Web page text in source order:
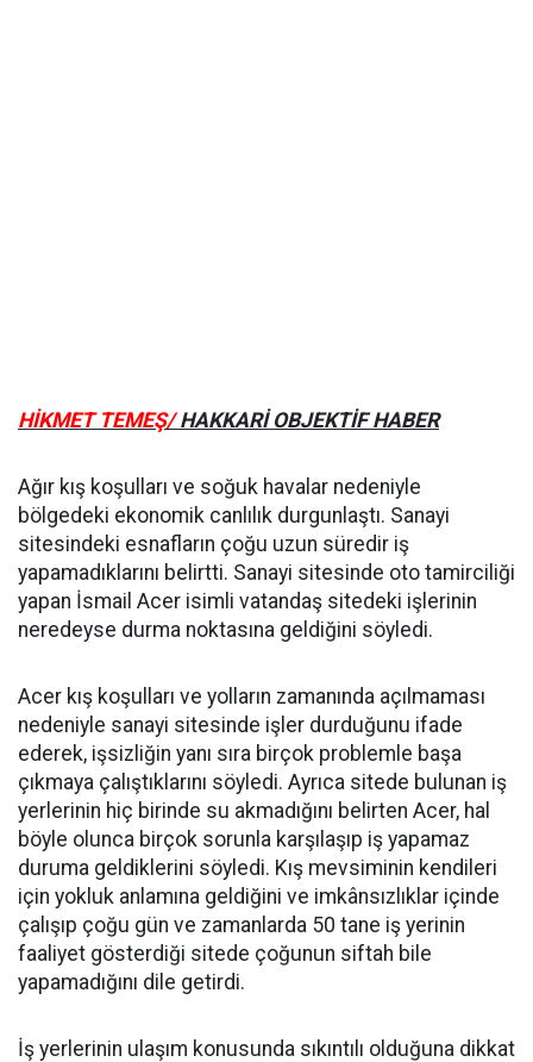
HİKMET TEMEŞ/HAKKARİ OBJEKTİF HABER
Ağır kış koşulları ve soğuk havalar nedeniyle
bölgedeki ekonomik canlılık durgunlaştı. Sanayi
sitesindeki esnafların çoğu uzun süredir iş
yapamadıklarını belirtti. Sanayi sitesinde oto tamirciliği
yapan İsmail Acer isimli vatandaş sitedeki işlerinin
neredeyse durma noktasına geldiğini söyledi.
Acer kış koşulları ve yolların zamanında açılmaması
nedeniyle sanayi sitesinde işler durduğunu ifade
ederek, işsizliğin yanı sıra birçok problemle başa
çıkmaya çalıştıklarını söyledi. Ayrıca sitede bulunan iş
yerlerinin hiç birinde su akmadığını belirten Acer, hal
böyle olunca birçok sorunla karşılaşıp iş yapamaz
duruma geldiklerini söyledi. Kış mevsiminin kendileri
için yokluk anlamına geldiğini ve imkânsızlıklar içinde
çalışıp çoğu gün ve zamanlarda 50 tane iş yerinin
faaliyet gösterdiği sitede çoğunun siftah bile
yapamadığını dile getirdi.
İş yerlerinin ulaşım konusunda sıkıntılı olduğuna dikkat